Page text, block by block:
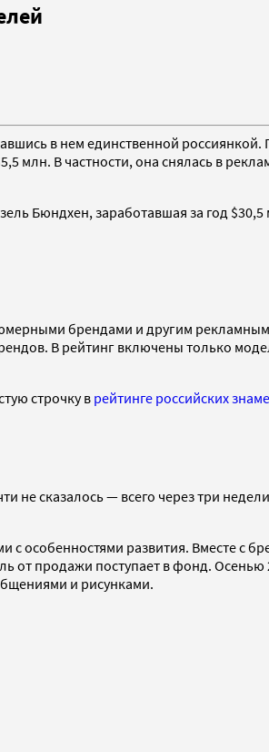
в нем единственной
млн. В частности, она снялась в
Бюндхен, заработавшая за год $30,5
брендами и другим
В рейтинг включены только
строчку в рейтинге российских
не сказалось — всего через три
особенностями развития. Вместе с
от продажи поступает в фонд. Осенью
и рисунками.